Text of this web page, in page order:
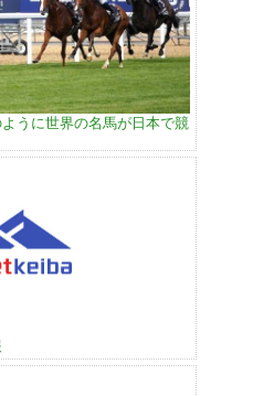
ように世界の名馬が日本で競